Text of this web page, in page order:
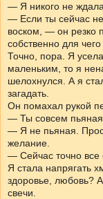
— Я никого не
— Если ты сейчас
воском, — он резко
собственно для
Точно, пора. Я
маленьким, то я
шелохнулся. А я
загадать.
Он помахал рукой
— Ты совсем
— Я не пьяная.
желание.
— Сейчас точно все
Я стала напрягать
здоровье, любовь?
свечи.